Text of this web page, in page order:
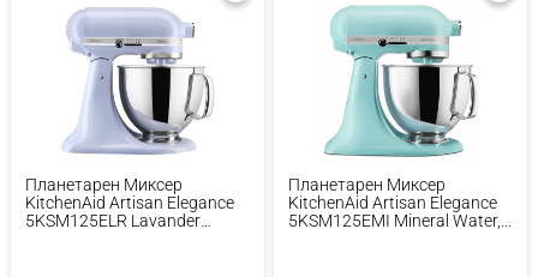
Планетарен Миксер
KitchenAid Artisan Elegance
5KSM125ELR Lavander
Планетарен Миксер
KitchenAid Artisan Elegance
5KSM125EMI Mineral Water,